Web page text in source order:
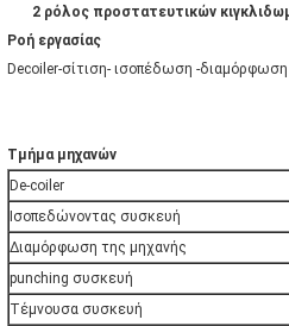
2 ρόλος προστατευτικών
Ροή εργασίας
Decoiler-σίτιση- ισοπέδωση -
Τμήμα μηχανών
De-coiler
Ισοπεδώνοντας συσκευή
Διαμόρφωση της μηχανής
punching συσκευή
Τέμνουσα συσκευή